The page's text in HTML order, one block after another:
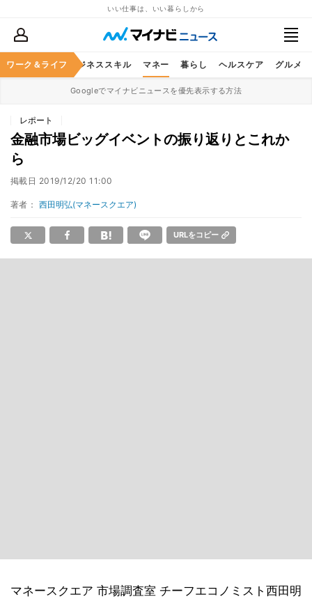
いい仕事は、いい暮らしから
ワーク＆ライフ
キャリア ビジネススキル マネー 暮らし ヘルスケア グルメ
Googleでマイナビニュースを優先表示する方法
レポート
金融市場ビッグイベントの振り返りとこれか
ら
掲載日 2019/12/20 11:00
著者： 西田明弘(マネースクエア)
URLをコピー
マネースクエア 市場調査室 チーフエコノミスト西田明